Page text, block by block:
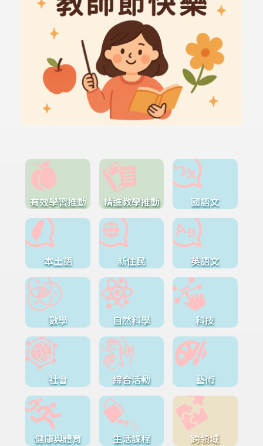
有效學習推動 精進教學推動 國語文
本土語 新住民 英語文
數學 自然科學 科技
社會 綜合活動 藝術
健康與體育 生活課程 跨領域